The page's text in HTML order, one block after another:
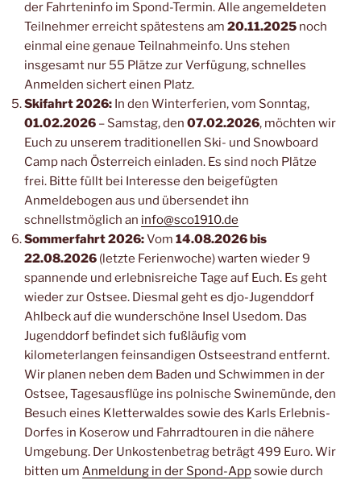
der Fahrteninfo im Spond-Termin. Alle angemeldeten
Teilnehmer erreicht spätestens am 20.11.2025 noch
einmal eine genaue Teilnahmeinfo. Uns stehen
insgesamt nur 55 Plätze zur Verfügung, schnelles
Anmelden sichert einen Platz.
Skifahrt 2026: In den Winterferien, vom Sonntag,
01.02.2026 – Samstag, den 07.02.2026, möchten wir
Euch zu unserem traditionellen Ski- und Snowboard
Camp nach Österreich einladen. Es sind noch Plätze
frei. Bitte füllt bei Interesse den beigefügten
Anmeldebogen aus und übersendet ihn
schnellstmöglich an info@sco1910.de
Sommerfahrt 2026:Vom 14.08.2026 bis
22.08.2026 (letzte Ferienwoche) warten wieder 9
spannende und erlebnisreiche Tage auf Euch. Es geht
wieder zur Ostsee. Diesmal geht es djo-Jugenddorf
Ahlbeck auf die wunderschöne Insel Usedom. Das
Jugenddorf befindet sich fußläufig vom
kilometerlangen feinsandigen Ostseestrand entfernt.
Wir planen neben dem Baden und Schwimmen in der
Ostsee, Tagesausflüge ins polnische Swinemünde, den
Besuch eines Kletterwaldes sowie des Karls Erlebnis-
Dorfes in Koserow und Fahrradtouren in die nähere
Umgebung. Der Unkostenbetrag beträgt 499 Euro. Wir
bitten um Anmeldung in der Spond-Appsowie durch